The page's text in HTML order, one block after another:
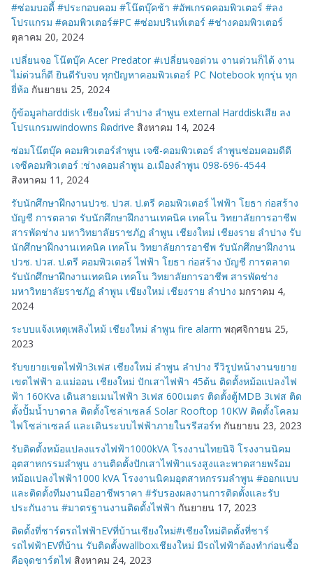
#ซ่อมบอดี้ #ประกอบคอม #โน๊ตบุ๊คช้า #อัพเกรดคอมพิวเตอร์ #ลง
โปรแกรม #คอมพิวเตอร์#PC #ซ่อมปรินท์เตอร์ #ช่างคอมพิวเตอร์
ตุลาคม 20, 2024
เปลี่ยนจอ โน๊ตบุ๊ค Acer Predator #เปลี่ยนจอด่วน งานด่วนก็ได้ งาน
ไม่ด่วนก็ดี ยินดีรับจบ ทุกปัญหาคอมพิวเตอร์ PC Notebook ทุกรุ่น ทุก
ยี่ห้อ กันยายน 25, 2024
กู้ข้อมูลharddisk เชียงใหม่ ลำปาง ลำพูน external Harddiskเสีย ลง
โปรแกรมwindowns ผิดdrive สิงหาคม 14, 2024
ซ่อมโน๊ตบุ๊ค คอมพิวเตอร์ลำพูน เจซี-คอมพิวเตอร์ ลำพูนซ่อมคอมดีดี
เจซีคอมพิวเตอร์ :ช่างคอมลำพูน อ.เมืองลำพูน 098-696-4544
สิงหาคม 11, 2024
รับนักศึกษาฝึกงานปวช. ปวส. ป.ตรี คอมพิวเตอร์ ไฟฟ้า โยธา ก่อสร้าง
บัญชี การตลาด รับนักศึกษาฝึกงานเทคนิค เทคโน วิทยาลัยการอาชีพ
สารพัดช่าง มหาวิทยาลัยราชภัฏ ลำพูน เชียงใหม่ เชียงราย ลำปาง รับ
นักศึกษาฝึกงานเทคนิค เทคโน วิทยาลัยการอาชีพ รับนักศึกษาฝึกงาน
ปวช. ปวส. ป.ตรี คอมพิวเตอร์ ไฟฟ้า โยธา ก่อสร้าง บัญชี การตลาด
รับนักศึกษาฝึกงานเทคนิค เทคโน วิทยาลัยการอาชีพ สารพัดช่าง
มหาวิทยาลัยราชภัฏ ลำพูน เชียงใหม่ เชียงราย ลำปาง มกราคม 4,
2024
ระบบแจ้งเหตุเพลิงไหม้ เชียงใหม่ ลำพูน fire alarm พฤศจิกายน 25,
2023
รับขยายเขตไฟฟ้า3เฟส เชียงใหม่ ลำพูน ลำปาง รีวิรูปหน้างานขยาย
เขตไฟฟ้า อ.แม่ออน เชียงใหม่ ปักเสาไฟฟ้า 45ต้น ติดตั้งหม้อแปลงไฟ
ฟ้า 160Kva เดินสายเมนไฟฟ้า 3เฟส 600เมตร ติดตั้งตู้MDB 3เฟส ติด
ตั้งปั้มน้ำบาดาล ติดตั้งโซล่าเซลล์ Solar Rooftop 10KW ติดตั้งโคลม
ไฟโซล่าเซลล์ และเดินระบบไฟฟ้าภายในรรีสอร์ท กันยายน 23, 2023
รับติดตั้งหม้อแปลงแรงไฟฟ้า1000kVA โรงงานไทยนิจิ โรงงานนิคม
อุตสาหกรรมลำพูน งานติดตั้งปักเสาไฟฟ้าแรงสูงและพาดสายพร้อม
หม้อแปลงไฟฟ้า1000 kVA โรงงานนิคมอุตสาหกรรมลำพูน #ออกแบบ
และติดตั้งทีมงานมืออาชีพราคา #รับรองผลงานการติดตั้งและรับ
ประกันงาน #มาตรฐานงานติดตั้งไฟฟ้า กันยายน 17, 2023
ติดตั้งที่ชาร์ตรถไฟฟ้าEVที่บ้านเชียงใหม่#เชียงใหม่ติดตั้งที่ชาร์
รถไฟฟ้าEVที่บ้าน รับติดตั้งwallboxเชียงใหม่ มีรถไฟฟ้าต้องทำก่อนซื้อ
คือจุดชาร์ตไฟ สิงหาคม 24, 2023